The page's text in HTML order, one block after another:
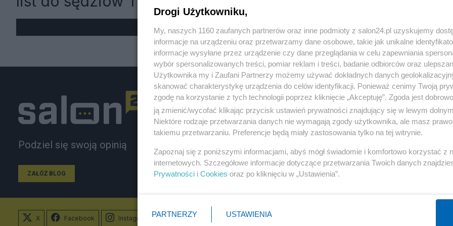
« WRÓĆ DO NOTKI
Podziel się swoją opinią
ZAŁÓŻ BLOG
Polityka
PiS
Rząd
NATO
KO
Gospodarka
Biznes
Pieniądze
Inwestycje
Podatki
X Facebook Instagram
Drogi Użytkowniku,
My, naszych 1160 zaufanych partnerów oraz inne podmioty z salon24.pl uzyskujemy
informacje na urządzeniu oraz przetwarzamy dane osobowe, takie jak unikalne
informacje wysyłane przez urządzenie czy dane przeglądania w celu zapewniania
wybór spersonalizowanych treści, pomiar reklam i treści, badanie odbiorców oraz
Użytkownika my i Zaufani Partnerzy możemy używać dokładnych danych
skanować charakterystykę urządzenia do celów identyfikacji. Ponieważ cenimy Twoją
zgodę na korzystanie z tych technologii poprzez kliknięcie „Akceptuję”. Zgoda jest
ją zmienić/wycofać klikając przycisk ustawień prywatności znajdujący się w lewym
Niektóre rodzaje przetwarzania danych nie wymagają zgody użytkownika, ale masz
takiemu przetwarzaniu. Preferencje będą miały zastosowania tylko na tej witrynie.
Zapoznaj się z poniższymi informacjami, abyś mógł świadomie i komfortowo korzystać z
internetowych. Szczegółowe informacje dotyczące przetwarzania Twoich danych
Prywatności i Cookies oraz po kliknięciu w „Ustawienia”.
PARTNERZY USTAWIENIA